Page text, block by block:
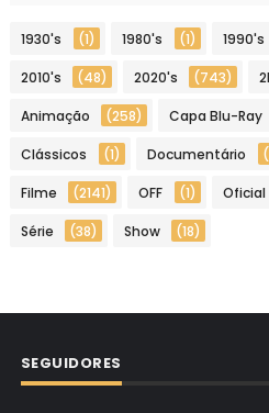
1930's (1) 1980's (1) 1990's
2010's (48) 2020's (743)
Animação (258) Capa Blu-Ray
Clássicos (1) Documentário
Filme (2141) OFF (1) Oficial
Série (38) Show (18)
SEGUIDORES